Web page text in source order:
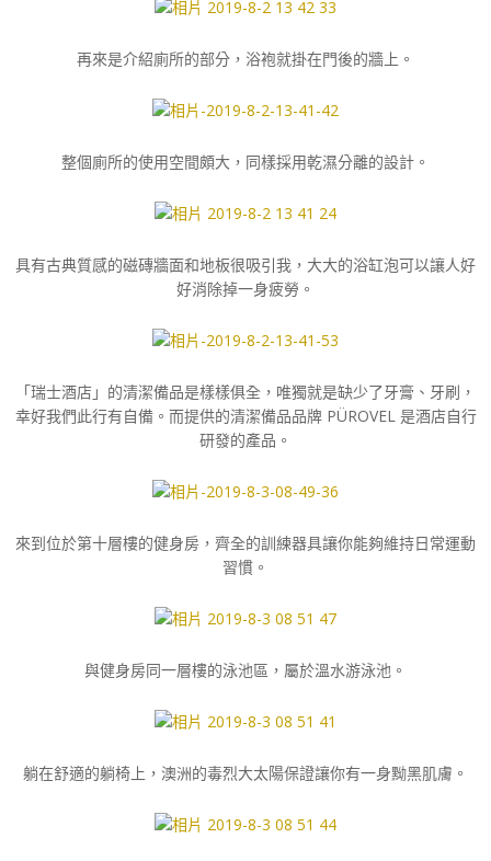
再來是介紹廁所的部分，浴袍就掛在門後的牆上。
整個廁所的使用空間頗大，同樣採用乾濕分離的設計。
具有古典質感的磁磚牆面和地板很吸引我，大大的浴缸泡可以讓人好
好消除掉一身疲勞。
「瑞士酒店」的清潔備品是樣樣俱全，唯獨就是缺少了牙膏、牙刷，
幸好我們此行有自備。而提供的清潔備品品牌 PÜROVEL 是酒店自行
研發的產品。
來到位於第十層樓的健身房，齊全的訓練器具讓你能夠維持日常運動
習慣。
與健身房同一層樓的泳池區，屬於溫水游泳池。
躺在舒適的躺椅上，澳洲的毒烈大太陽保證讓你有一身黝黑肌膚。